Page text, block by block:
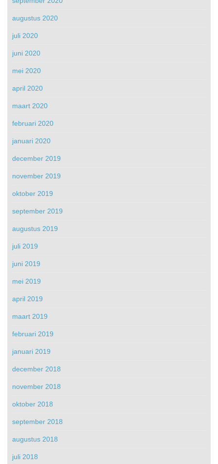
augustus 2020
juli 2020
juni 2020
mei 2020
april 2020
maart 2020
februari 2020
januari 2020
december 2019
november 2019
oktober 2019
september 2019
augustus 2019
juli 2019
juni 2019
mei 2019
april 2019
maart 2019
februari 2019
januari 2019
december 2018
november 2018
oktober 2018
september 2018
augustus 2018
juli 2018